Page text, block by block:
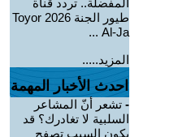
المفضلة.. تردد قناة
طيور الجنة 2026 Toyor
Al-Ja ...
المزيد.....
احدث الأخبار المهمة
- تشعر أنّ المشاعر
السلبية لا تغادرك؟ قد
يكون السبب تصفح